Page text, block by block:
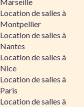
Location de salles à
Montpellier
Location de salles à
Nantes
Location de salles à
Nice
Location de salles à
Paris
Location de salles à